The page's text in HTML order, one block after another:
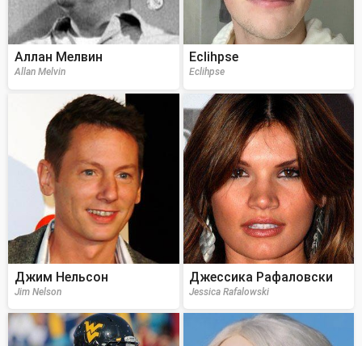
Аллан Мелвин
Allan Melvin
Eclihpse
Eclihpse
Джим Нельсон
Jim Nelson
Джессика Рафаловски
Jessica Rafalowski